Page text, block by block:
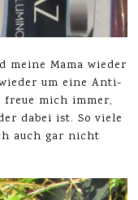
meine Mama wieder
um eine Anti-
mich immer,
dabei ist. So viele
auch gar nicht